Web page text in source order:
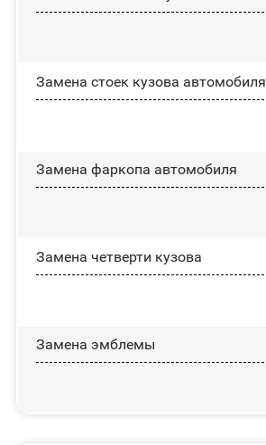
Замена стоек кузова автомобиля
Замена фаркопа автомобиля
Замена четверти кузова
Замена эмблемы